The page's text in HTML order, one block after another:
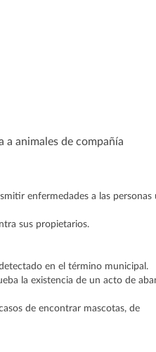
a animales de compañía
enfermedades a las personas
sus propietarios.
en el término municipal.
la existencia de un acto de
de encontrar mascotas, de